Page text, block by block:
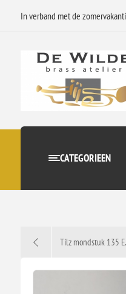
In verband met de
CATEGORIEEN
Tilz mondstuk 135